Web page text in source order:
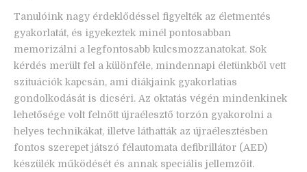
Tanulóink nagy érdeklődéssel figyelték az életmentés
gyakorlatát, és igyekeztek minél pontosabban
memorizálni a legfontosabb kulcsmozzanatokat. Sok
kérdés merült fel a különféle, mindennapi életünkből vett
szituációk kapcsán, ami diákjaink gyakorlatias
gondolkodását is dicséri. Az oktatás végén mindenkinek
lehetősége volt felnőtt újraélesztő torzón gyakorolni a
helyes technikákat, illetve láthatták az újraélesztésben
fontos szerepet játszó félautomata defibrillátor (AED)
készülék működését és annak speciális jellemzőit.